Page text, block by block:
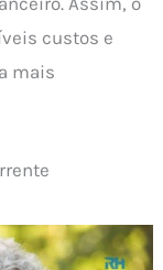
custos e
mais